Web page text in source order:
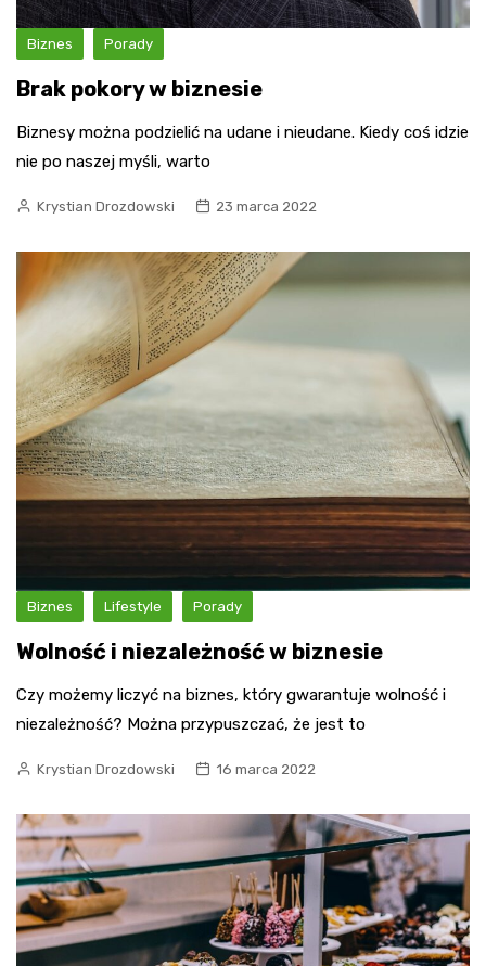
Biznes Porady
Brak pokory w biznesie
Biznesy można podzielić na udane i nieudane. Kiedy coś idzie
nie po naszej myśli, warto
Krystian Drozdowski 23 marca 2022
Biznes Lifestyle Porady
Wolność i niezależność w biznesie
Czy możemy liczyć na biznes, który gwarantuje wolność i
niezależność? Można przypuszczać, że jest to
Krystian Drozdowski 16 marca 2022